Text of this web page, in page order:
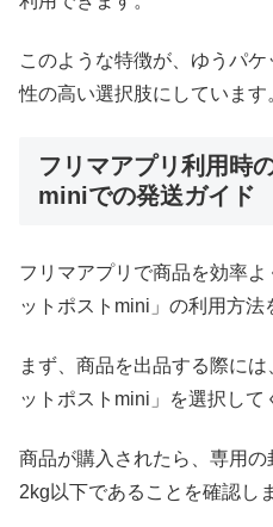
このような特徴が、ゆうパ
性の高い選択肢にしています
フリマアプリ利用時
miniでの発送ガイド
フリマアプリで商品を効率
ットポストmini」の利用方法
まず、商品を出品する際に
ットポストmini」を選択して
商品が購入されたら、専用
2kg以下であることを確認し